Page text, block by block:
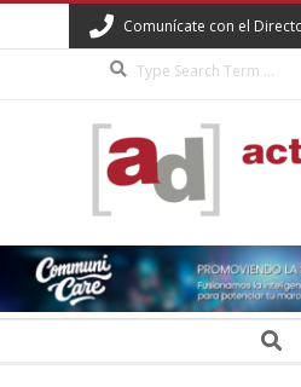
to
Comunícate con el
DIGITAL Search